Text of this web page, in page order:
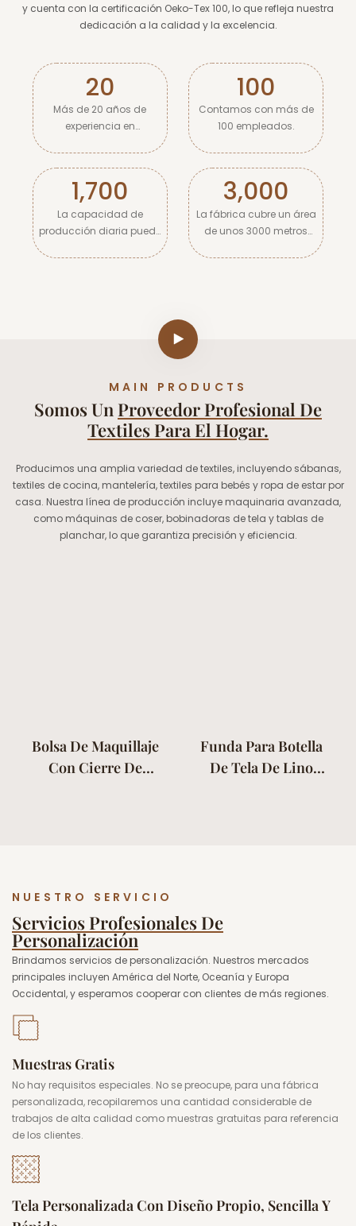
y cuenta con la certificación Oeko-Tex 100, lo que refleja nuestra
dedicación a la calidad y la excelencia.
20
Más de 20 años de
experiencia en
100
Contamos con más de
100 empleados.
1,700
La capacidad de
producción diaria puede
3,000
La fábrica cubre un área
de unos 3000 metros
MAIN PRODUCTS
Somos Un Proveedor Profesional De
Textiles Para El Hogar.
Producimos una amplia variedad de textiles, incluyendo sábanas,
textiles de cocina, mantelería, textiles para bebés y ropa de estar por
casa. Nuestra línea de producción incluye maquinaria avanzada,
como máquinas de coser, bobinadoras de tela y tablas de
planchar, lo que garantiza precisión y eficiencia.
Bolsa De Maquillaje
Con Cierre De
Funda Para Botella
De Tela De Lino
NUESTRO SERVICIO
Servicios Profesionales De
Personalización
Brindamos servicios de personalización. Nuestros mercados
principales incluyen América del Norte, Oceanía y Europa
Occidental, y esperamos cooperar con clientes de más regiones.
Muestras Gratis
No hay requisitos especiales. No se preocupe, para una fábrica
personalizada, recopilaremos una cantidad considerable de
trabajos de alta calidad como muestras gratuitas para referencia
de los clientes.
Tela Personalizada Con Diseño Propio, Sencilla Y